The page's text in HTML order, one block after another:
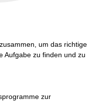
um das richtige
Aufgabe zu finden und zu
zur